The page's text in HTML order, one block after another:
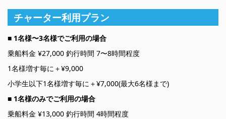
チャーター利用プラン
■ 1名様〜3名様でご利用の場合
乗船料金 ¥27,000 釣行時間 7〜8時間程度
1名様増す毎に＋¥9,000
小学生以下1名様増す毎に＋¥7,000(最大6名様まで)
■ 1名様のみでご利用の場合
乗船料金 ¥13,000 釣行時間 4時間程度